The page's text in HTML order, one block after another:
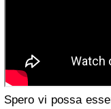
Spero vi possa